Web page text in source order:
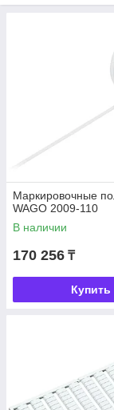
Комфортное
Маркировочные
WAGO 2009-110
В наличии
170 256 ₸
Купить